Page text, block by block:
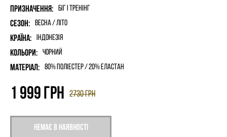
Призначення: Біг і Тренінг
Сезон: Весна / Літо
Країна: Індонезія
Кольори: Чорний
Матеріал: 80% поліестер / 20% еластан
Немає в наявності
2730грн
1 999 грн